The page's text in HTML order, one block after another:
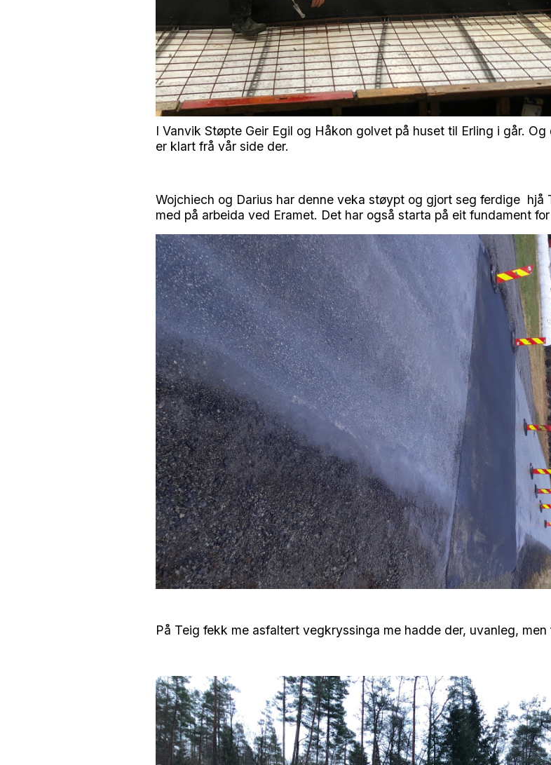
I Vanvik Støpte Geir Egil og Håkon golvet på huset til Erling i går.
er klart frå vår side der.
Wojchiech og Darius har denne veka støypt og gjort seg ferdige hjå
med på arbeida ved Eramet. Det har også starta på eit fundament
På Teig fekk me asfaltert vegkryssinga me hadde der, uvanleg,